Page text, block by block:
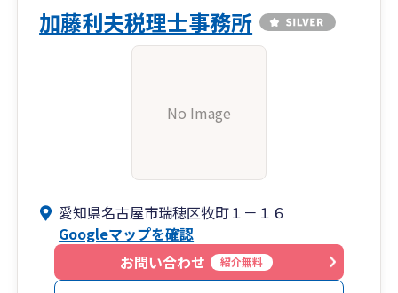
加藤利夫税理士事務所
No Image
愛知県名古屋市瑞穂区牧町１－１６
Googleマップを確認
お問い合わせ
紹介無料